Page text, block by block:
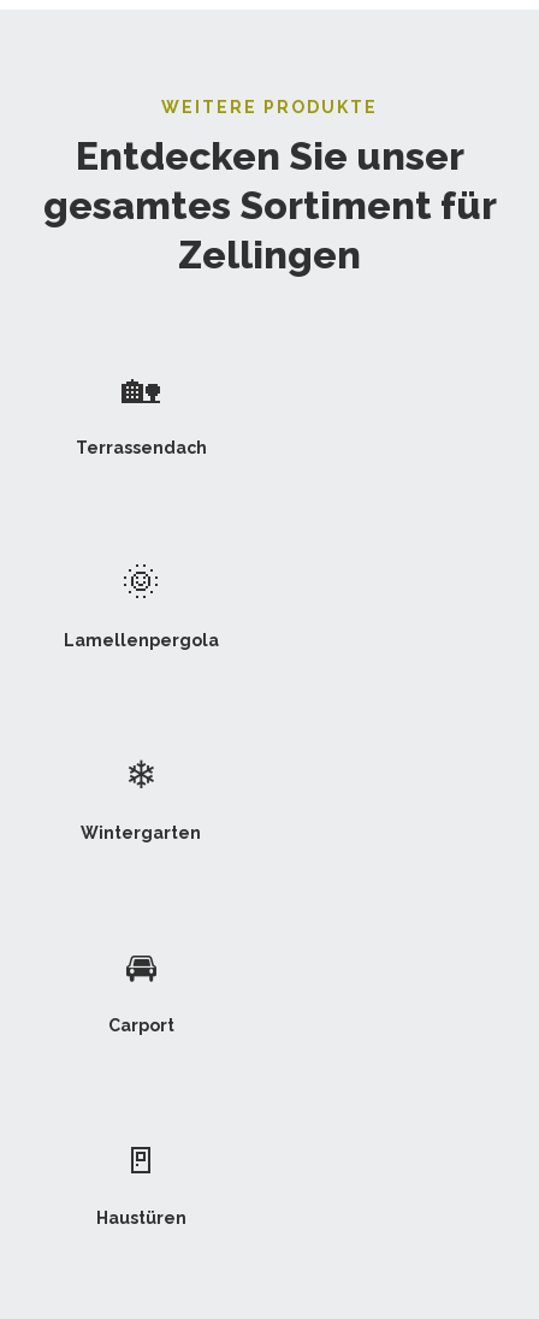
WEITERE PRODUKTE
Entdecken Sie unser
gesamtes Sortiment für
Zellingen
🏡
Terrassendach
🌞
Lamellenpergola
❄
Wintergarten
🚘
Carport
🚪
Haustüren